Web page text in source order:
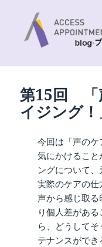
第15回 「
イジング
今回は「声の
気にかけるこ
ングについて、
実際のケアの仕
声から感じ取
り個人差があ
ら、どうして
テナンスがで